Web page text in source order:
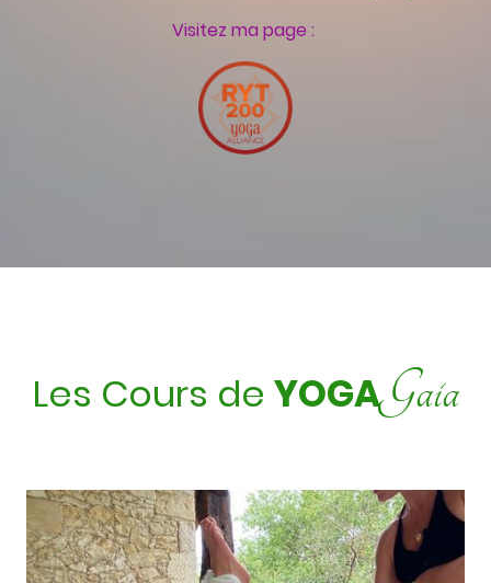
Visitez ma page :
Les Cours de YOGAGaia